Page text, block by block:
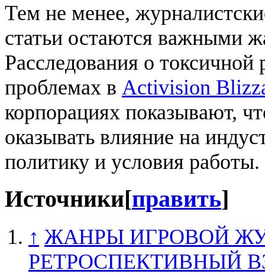
Тем не менее,
статьи остаются важными
Расследования о токсичной
проблемах в Activision
корпорациях показывают,
оказывать влияние на
политику и условия работы.
Источники [править]
↑ ЖАНРЫ ИГРОВОЙ
РЕТРОСПЕКТИВНЫЙ